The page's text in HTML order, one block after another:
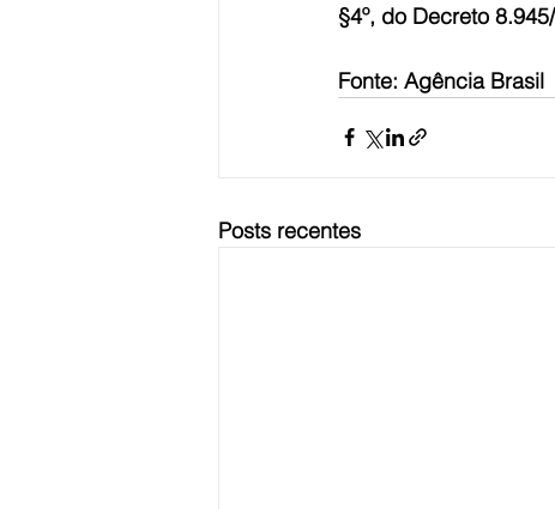
§4º, do Decreto
Fonte: Agência Brasil
Posts recentes